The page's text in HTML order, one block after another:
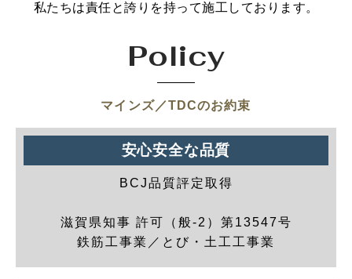
私たちは責任と誇りを持って施工しております。
Policy
マインズ／TDCのお約束
安心安全な品質
BCJ品質評定取得
滋賀県知事 許可（般-2）第13547号
鉄筋工事業／とび・土工工事業